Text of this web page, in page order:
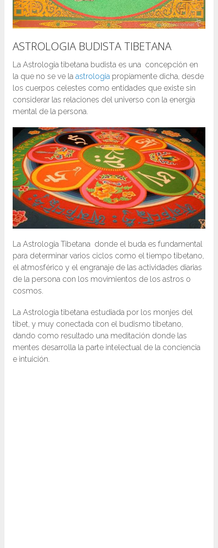
ASTROLOGIA BUDISTA TIBETANA
La Astrologia tibetana budista es una concepción en
la que no se ve laastrologia propiamente dicha, desde
los cuerpos celestes como entidades que existe sin
considerar las relaciones del universo con la energía
mental de la persona.
La Astrologia Tibetana donde el buda es fundamental
para determinar varios ciclos como el tiempo tibetano,
el atmosférico y el engranaje de las actividades diarias
de la persona con los movimientos de los astros o
cosmos.
La Astrologia tibetana estudiada por los monjes del
tibet, y muy conectada con el budismo tibetano,
dando como resultado una meditación donde las
mentes desarrolla la parte intelectual de la conciencia
e intuición.